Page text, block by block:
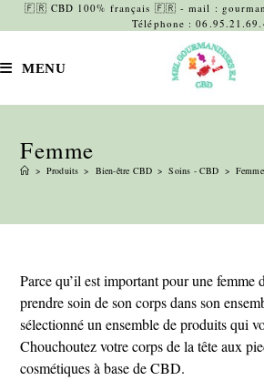
to
🇫🇷 CBD 100% français 🇫🇷 - mail :
Téléphone :
MENU
Femme
> Produits > Bien-être CBD > Soins - CBD > Femme
Parce qu’il est important pour une femme
prendre soin de son corps dans son
sélectionné un ensemble de produits qui
Chouchoutez votre corps de la tête aux
cosmétiques à base de CBD.